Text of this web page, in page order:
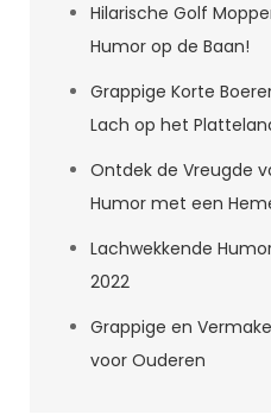
Hilarische Golf
Humor op de Baan!
Grappige Korte
Lach op het
Ontdek de Vreugde
Humor met een
Lachwekkende
2022
Grappige en
voor Ouderen